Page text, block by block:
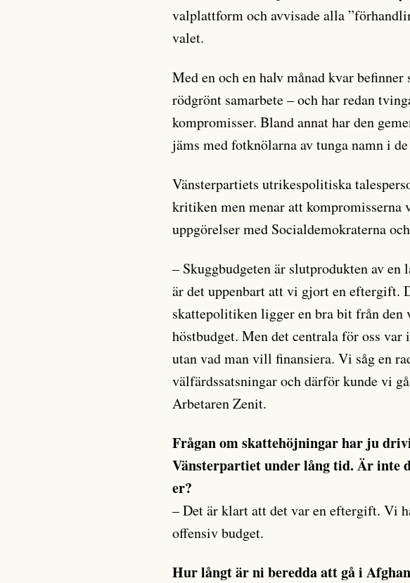
valplattform och avvisade alla
valet.
Med en och en halv månad kvar
rödgrönt samarbete – och har redan
kompromisser. Bland annat har den
jäms med fotknölarna av tunga namn i
Vänsterpartiets utrikespolitiska
kritiken men menar att kompromisserna
uppgörelser med Socialdemokraterna
– Skuggbudgeten är slutprodukten av en
är det uppenbart att vi gjort en eftergift.
skattepolitiken ligger en bra bit från den
höstbudget. Men det centrala för oss
utan vad man vill finansiera. Vi såg en
välfärdssatsningar och därför kunde vi
Arbetaren Zenit.
Frågan om skattehöjningar har ju
Vänsterpartiet under lång tid. Är inte
er?
– Det är klart att det var en eftergift. Vi
offensiv budget.
Hur långt är ni beredda att gå i